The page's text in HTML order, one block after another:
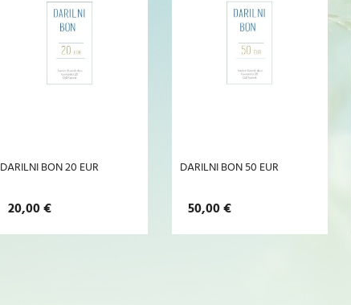
DARILNI BON 20 EUR
20,00 €
DARILNI BON 50 EUR
50,00 €